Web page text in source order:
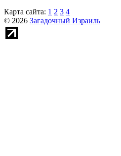
Карта сайта: 1 2 3 4
© 2026 Загадочный Израиль